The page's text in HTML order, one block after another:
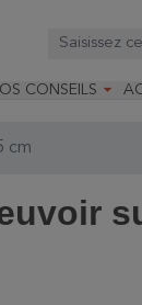
CONSEILS 
un abreuvoir
cm